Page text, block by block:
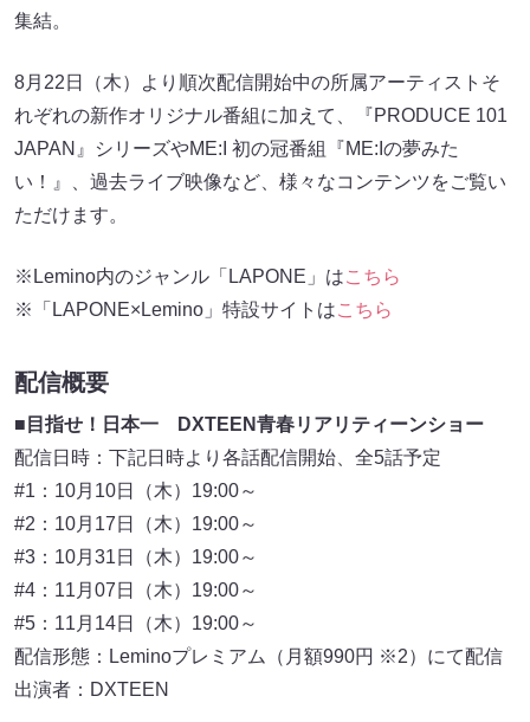
集結。
8月22日（木）より順次配信開始中の所属アーティストそ
れぞれの新作オリジナル番組に加えて、『PRODUCE 101
JAPAN』シリーズやME:I 初の冠番組『ME:Iの夢みた
い！』、過去ライブ映像など、様々なコンテンツをご覧い
ただけます。
※Lemino内のジャンル「LAPONE」はこちら
※「LAPONE×Lemino」特設サイトはこちら
配信概要
■目指せ！日本一 DXTEEN青春リアリティーンショー
配信日時：下記日時より各話配信開始、全5話予定
#1：10月10日（木）19:00～
#2：10月17日（木）19:00～
#3：10月31日（木）19:00～
#4：11月07日（木）19:00～
#5：11月14日（木）19:00～
配信形態：Leminoプレミアム（月額990円 ※2）にて配信
出演者：DXTEEN